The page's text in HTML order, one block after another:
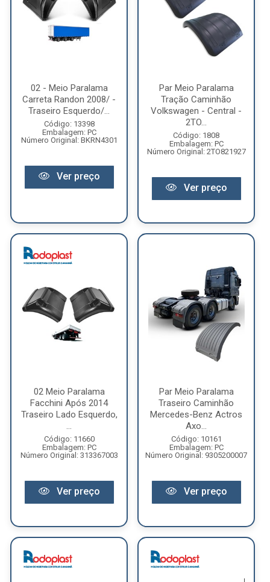
02 - Meio Paralama
Carreta Randon 2008/ -
Traseiro Esquerdo/...
Código: 13398
Embalagem: PC
Número Original: BKRN4301
Ver preço
Par Meio Paralama
Tração Caminhão
Volkswagen - Central -
2TO...
Código: 1808
Embalagem: PC
Número Original: 2TO821927
Ver preço
02 Meio Paralama
Facchini Após 2014
Traseiro Lado Esquerdo,
...
Código: 11660
Embalagem: PC
Número Original: 313367003
Ver preço
Par Meio Paralama
Traseiro Caminhão
Mercedes-Benz Actros
Axo...
Código: 10161
Embalagem: PC
Número Original: 9305200007
Ver preço